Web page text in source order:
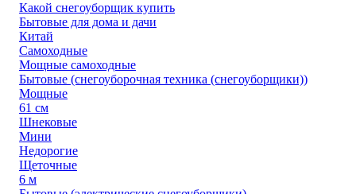
Какой снегоуборщик купить
Бытовые для дома и дачи
Китай
Самоходные
Мощные самоходные
Бытовые (снегоуборочная техника (снегоуборщики))
Мощные
61 см
Шнековые
Мини
Недорогие
Щеточные
6 м